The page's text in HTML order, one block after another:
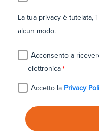
La tua privacy è tutelata,
alcun modo.
Acconsento a
elettronica*
Accetto la Privacy